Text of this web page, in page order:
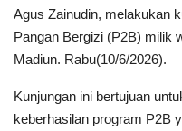
Agus Zainudin, melakukan
Pangan Bergizi (P2B) milik
Madiun. Rabu(10/6/2026).
Kunjungan ini bertujuan
keberhasilan program P2B